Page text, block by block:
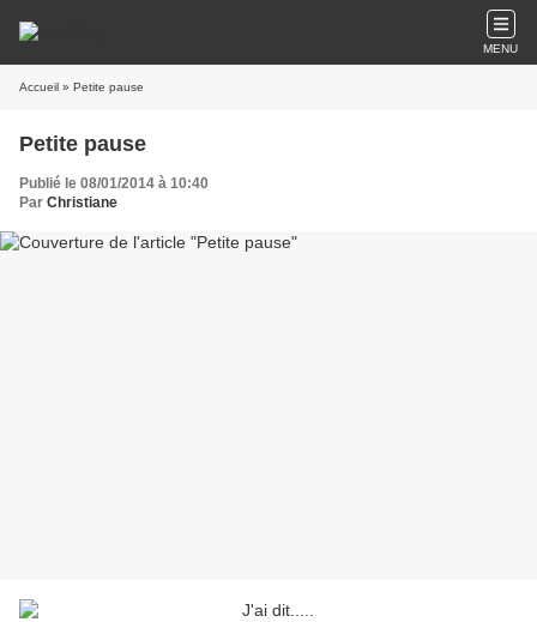
MENU
Accueil » Petite pause
Petite pause
Publié le 08/01/2014 à 10:40
Par Christiane